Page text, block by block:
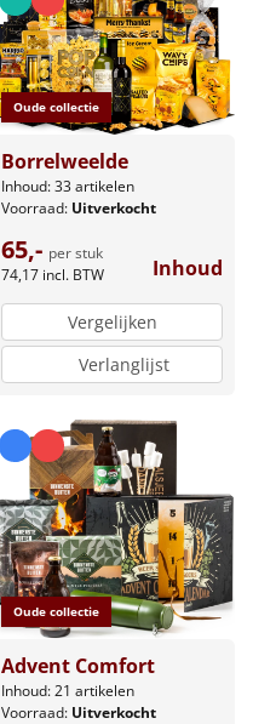
Oude collectie
Borrelweelde
Inhoud: 33 artikelen
Voorraad: Uitverkocht
65,- per stuk
74,17 incl. BTW Inhoud
Vergelijken
Verlanglijst
Oude collectie
Advent Comfort
Inhoud: 21 artikelen
Voorraad: Uitverkocht